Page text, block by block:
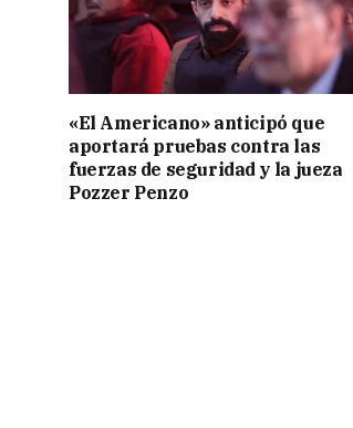
«El Americano» anticipó que
aportará pruebas contra las
fuerzas de seguridad y la jueza
Pozzer Penzo